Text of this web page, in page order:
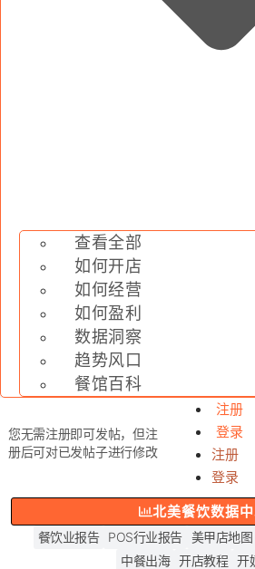
查看全部
如何开店
如何经营
如何盈利
数据洞察
趋势风口
餐馆百科
您无需注册即可发帖，但注
册后可对已发帖子进行修改
注册
登录
注册
登录
北美餐饮数据
餐饮业报告 POS行业报告 美甲店地图
中餐出海 开店教程 开